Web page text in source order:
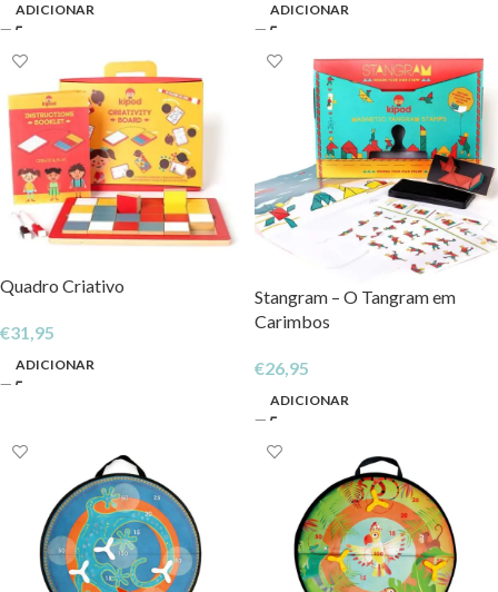
ADICIONAR ADICIONAR
Quadro Criativo
€31,95
ADICIONAR
Stangram – O Tangram em
Carimbos
€26,95
ADICIONAR